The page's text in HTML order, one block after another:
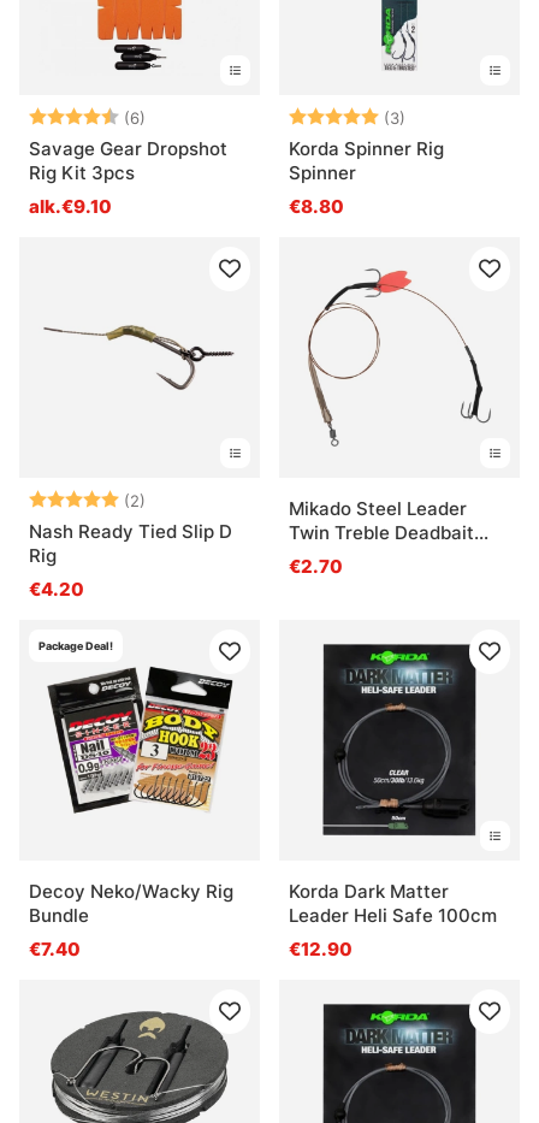
Arvio: (6)
4.2 5:sta tähdestä
Savage Gear Dropshot
Rig Kit 3pcs
alk.€9.10
Arvio: (3)
Korda Spinner Rig
Spinner
€8.80
Arvio: (2)
5.0 5:sta tähdestä
Nash Ready Tied Slip D
Rig
€4.20
Mikado Steel Leader
Twin Treble Deadbait
Trace
€2.70
Package Deal!
Decoy Neko/Wacky Rig
Bundle
€7.40
Korda Dark Matter
Leader Heli Safe 100cm
€12.90